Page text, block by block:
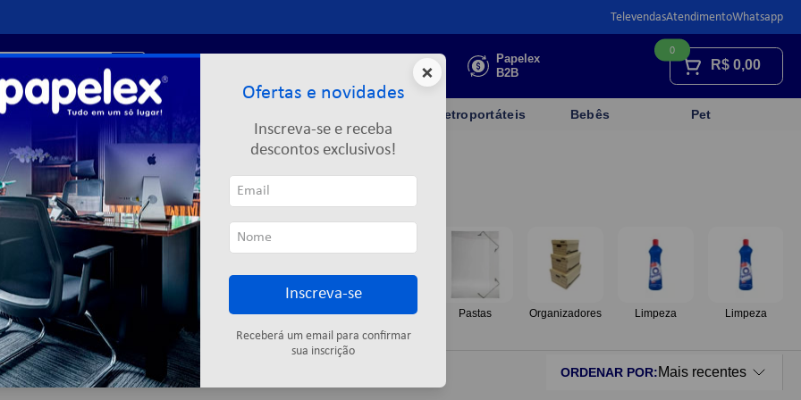
TelevendasAtendimentoWhatsapp
Faça sua
cotação
Papelex
B2B
R$ 0,00
0
Limpeza Informática Eletroportáteis Bebês Pet
Fitas adesivas Descartáveis Colas Elásticos Pastas Organizadores Limpeza Limpeza
1produto ORDENAR POR Mais recentes
×
Ofertas e novidades
Inscreva-se e receba
descontos exclusivos!
Inscreva-se
Receberá um email para confirmar
sua inscrição